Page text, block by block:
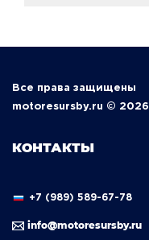
Все права защищены
motoresursby.ru © 2026
КОНТАКТЫ
+7 (989) 589-67-78
info@motoresursby.ru